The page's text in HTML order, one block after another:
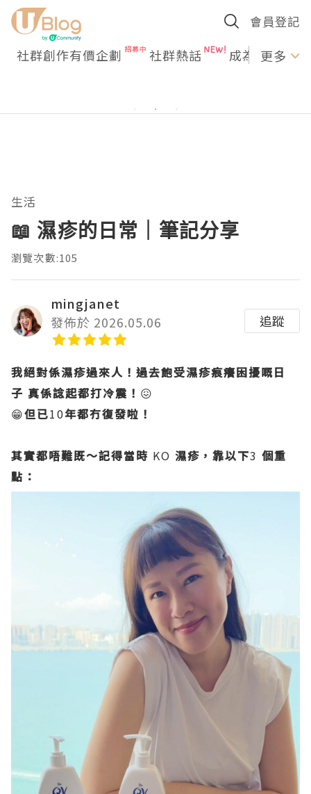
會員登記
社群創作有價企劃 社群熱話 成為U更多
生活
📖 濕疹的日常｜筆記分享
瀏覽次數:105
mingjanet
發佈於 2026.05.06
追蹤
我絕對係濕疹過來人！過去飽受濕疹痕癢困擾嘅日
子 真係諗起都打冷震！ 😖
😁但已10年都冇復發啦！
其實都唔難既～記得當時 KO 濕疹，靠以下3 個重
點：